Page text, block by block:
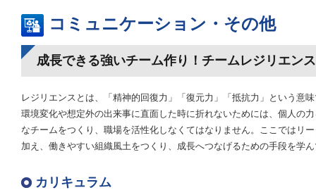
コミュニケーション・その他
成長できる強いチーム作り！チームレジリエン
レジリエンスとは、「精神的回復力」「復元力」「抵抗力」という意
環境変化や想定外の出来事に直面した時に折れないためには、個人の
なチームをつくり、職場を活性化しなくてはなりません。ここではリ
加え、働きやすい組織風土をつくり、成長へつなげるための手段を学
カリキュラム